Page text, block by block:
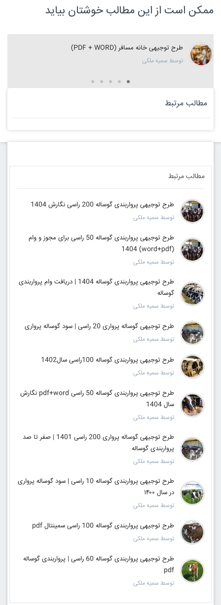
ممکن است از این مطالب خوشتان بیاید
طرح توجیهی خانه مسافر (PDF + WORD)
توسط سمیه ملکی
مطالب مرتبط
مطالب مرتبط
طرح توجیهی پرواربندی گوساله 200 راسی نگارش 1404
توسط سمیه ملکی
طرح توجیهی پرواربندی گوساله 50 راسی برای مجوز و وام
(word+pdf) 1404
توسط سمیه ملکی
طرح توجیهی پرواربندی گوساله 1404 | دریافت وام پرواربندی
گوساله
توسط سمیه ملکی
طرح توجیهی گوساله پرواری 20 راسی | سود گوساله پرواری
توسط سمیه ملکی
طرح توجیهی پرواربندی گوساله 100راسی سال1402
توسط سمیه ملکی
طرح توجیهی پرواربندی گوساله 50 راسی pdf+word نگارش
سال 1404
توسط سمیه ملکی
طرح توجیهی گوساله پرواری 200 راسی 1401 | صفر تا صد
پرواربندی گوساله
توسط سمیه ملکی
طرح توجیهی پرواربندی گوساله 10 راسی | سود گوساله پرواری
در سال ۱۴۰۰
توسط سمیه ملکی
طرح توجیهی پرواربندی گوساله 100 راسی سمینتال pdf
توسط سمیه ملکی
طرح توجیهی پرواربندی گوساله 60 راسی | پرواربندی گوساله
pdf
توسط سمیه ملکی